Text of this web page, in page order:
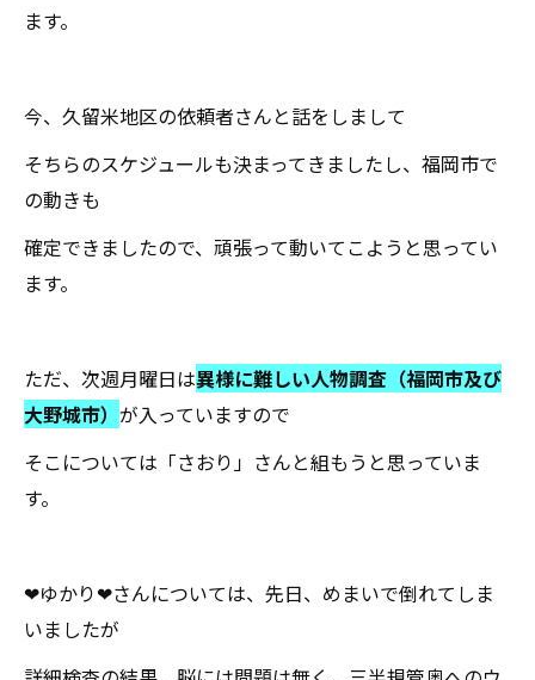
ます。
今、久留米地区の依頼者さんと話をしまして
そちらのスケジュールも決まってきましたし、福岡市で
の動きも
確定できましたので、頑張って動いてこようと思ってい
ます。
ただ、次週月曜日は異様に難しい人物調査（福岡市及び
大野城市） が入っていますので
そこについては「さおり」さんと組もうと思っていま
す。
❤ゆかり❤さんについては、先日、めまいで倒れてしま
いましたが